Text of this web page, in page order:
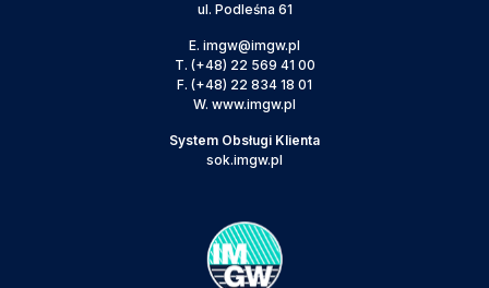
ul. Podleśna 61
E. imgw@imgw.pl
T. (+48) 22 569 41 00
F. (+48) 22 834 18 01
W. www.imgw.pl
System Obsługi Klienta
sok.imgw.pl